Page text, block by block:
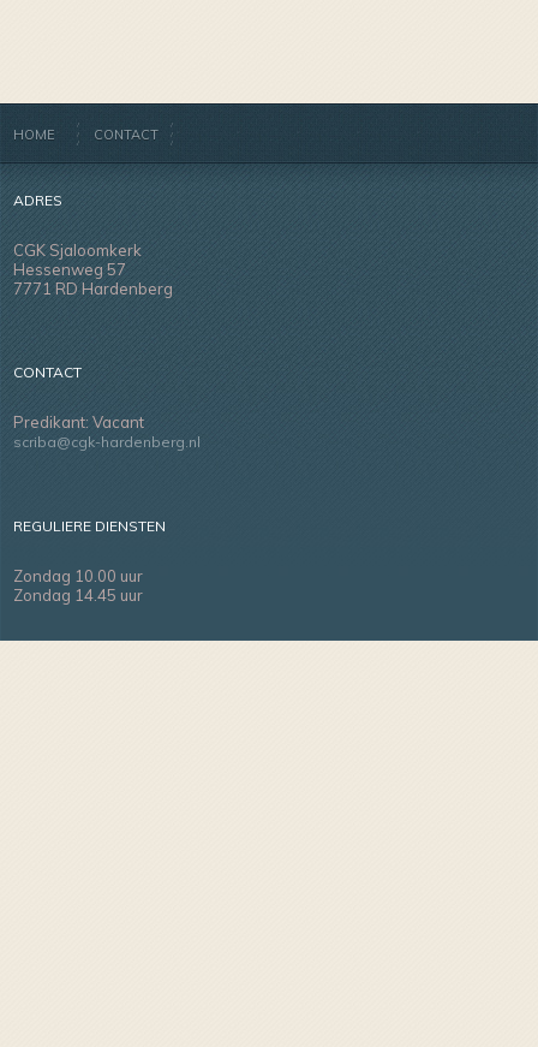
HOME CONTACT
ADRES
CGK Sjaloomkerk
Hessenweg 57
7771 RD Hardenberg
CONTACT
Predikant: Vacant
scriba@cgk-hardenberg.nl
REGULIERE DIENSTEN
Zondag 10.00 uur
Zondag 14.45 uur